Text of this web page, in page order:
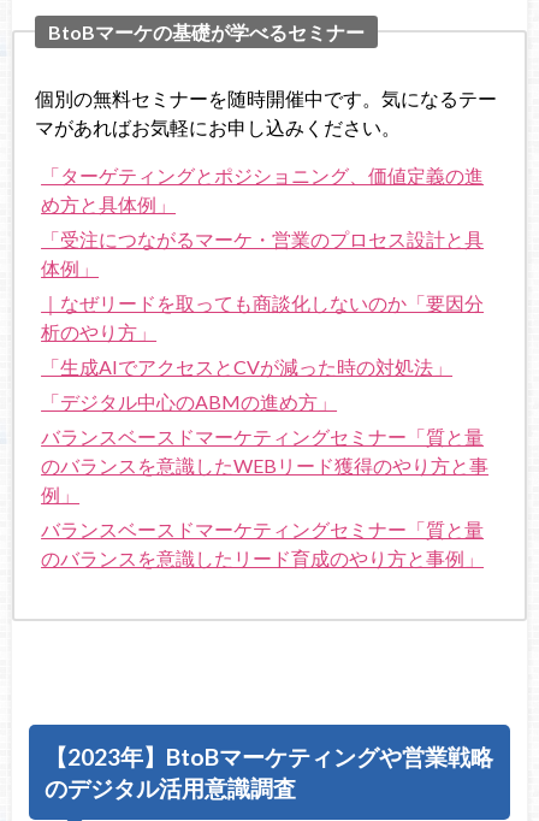
BtoBマーケの基礎が学べるセミナー
個別の無料セミナーを随時開催中です。気になるテー
マがあればお気軽にお申し込みください。
「ターゲティングとポジショニング、価値定義の進
め方と具体例」
「受注につながるマーケ・営業のプロセス設計と具
体例」
｜なぜリードを取っても商談化しないのか「要因分
析のやり方」
「生成AIでアクセスとCVが減った時の対処法」
「デジタル中心のABMの進め方」
バランスベースドマーケティングセミナー「質と量
のバランスを意識したWEBリード獲得のやり方と事
例」
バランスベースドマーケティングセミナー「質と量
のバランスを意識したリード育成のやり方と事例」
【2023年】BtoBマーケティングや営業戦略
のデジタル活用意識調査